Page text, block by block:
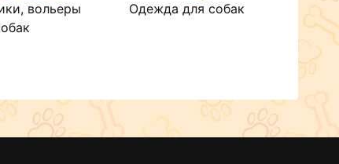
вольеры
Одежда для собак